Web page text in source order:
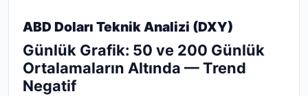
ABD Doları Teknik Analizi (DXY)
Günlük Grafik: 50 ve 200 Günlük
Ortalamaların Altında — Trend
Negatif